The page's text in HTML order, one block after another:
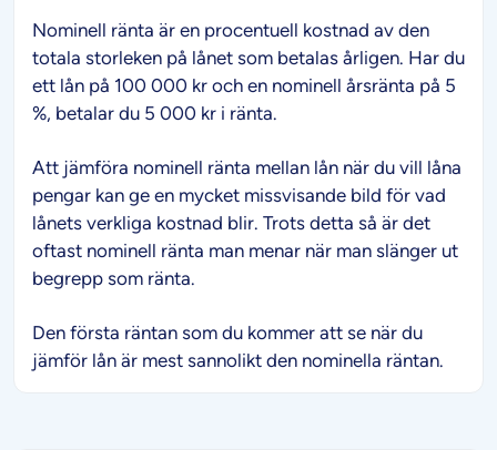
Nominell ränta är en procentuell kostnad av den
totala storleken på lånet som betalas årligen. Har du
ett lån på 100 000 kr och en nominell årsränta på 5
%, betalar du 5 000 kr i ränta.
Att jämföra nominell ränta mellan lån när du vill låna
pengar kan ge en mycket missvisande bild för vad
lånets verkliga kostnad blir. Trots detta så är det
oftast nominell ränta man menar när man slänger ut
begrepp som ränta.
Den första räntan som du kommer att se när du
jämför lån är mest sannolikt den nominella räntan.